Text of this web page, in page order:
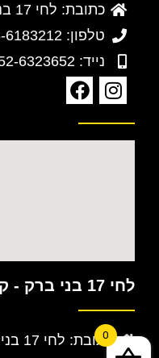
כתובת: לחי 17 בני ברק קומה 2 waze
טלפון: 03-6183212
נייד: 052-6323652
לחי 17 בני ברק - קומה 2
כתובת: לחי 17 בני ברק קומה 2
0